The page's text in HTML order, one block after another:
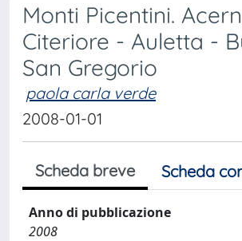
Monti Picentini.
Citeriore - Auletta -
San Gregorio
paola carla verde
2008-01-01
Scheda breve Scheda
Anno di pubblicazione
2008